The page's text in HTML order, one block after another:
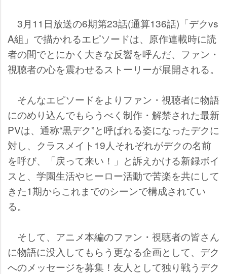
3月11日放送の6期第23話(通算136話)「デクvs
A組」で描かれるエピソードは、原作連載時に読
者の間でとにかく大きな反響を呼んだ、ファン・
視聴者の心を震わせるストーリーが展開される。
そんなエピソードをよりファン・視聴者に物語
にのめり込んでもらうべく制作・解禁された最新
PVは、通称“黒デク”と呼ばれる姿になったデクに
対し、クラスメイト19人それぞれがデクの名前
を呼び、「戻って来い！」と訴えかける新録ボイ
スと、学園生活やヒーロー活動で苦楽を共にして
きた1期からこれまでのシーンで構成されてい
る。
そして、アニメ本編のファン・視聴者の皆さん
に物語に没入してもらう更なる企画として、デク
へのメッセージを募集！友人として独り戦うデク